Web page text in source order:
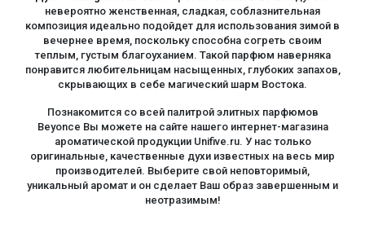
невероятно женственная, сладкая, соблазнительная
композиция идеально подойдет для использования зимой в
вечернее время, поскольку способна согреть своим
теплым, густым благоуханием. Такой парфюм наверняка
понравится любительницам насыщенных, глубоких запахов,
скрывающих в себе магический шарм Востока.
Познакомится со всей палитрой элитных парфюмов
Beyonce Вы можете на сайте нашего интернет-магазина
ароматической продукции Unifive.ru. У нас только
оригинальные, качественные духи известных на весь мир
производителей. Выберите свой неповторимый,
уникальный аромат и он сделает Ваш образ завершенным и
неотразимым!